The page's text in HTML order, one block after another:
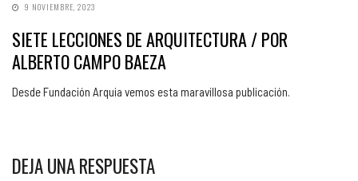
9 NOVIEMBRE, 2023
SIETE LECCIONES DE ARQUITECTURA / POR
ALBERTO CAMPO BAEZA
Desde Fundación Arquia vemos esta maravillosa publicación.
DEJA UNA RESPUESTA